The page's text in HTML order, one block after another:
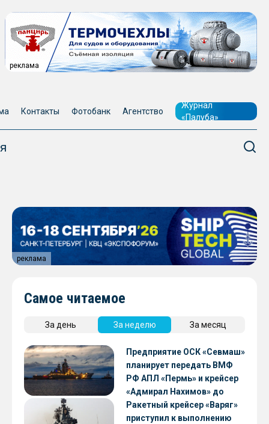
реклама
Контакты Фотобанк Агентство
Журнал
«Палуба»
реклама
Самое читаемое
За день За неделю За месяц
Предприятие ОСК «Севмаш»
планирует передать ВМФ
РФ АПЛ «Пермь» и крейсер
«Адмирал Нахимов» до
конца 2026 года
Ракетный крейсер «Варяг»
приступил к выполнению